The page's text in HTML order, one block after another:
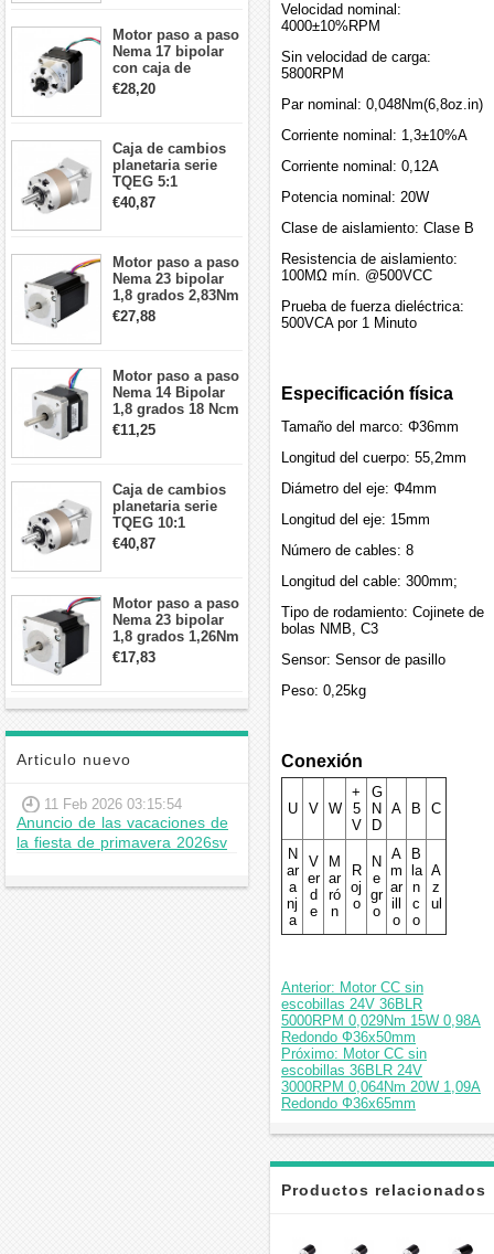
Motor paso a paso
Nema 17 bipolar
con caja de
cambios planetaria
5:1 longitud 33mm
Robot CNC DIY
€28,20
Caja de cambios
planetaria serie
TQEG 5:1
contragolpe 15
arcmin para motor
€40,87
Motor paso a paso
Nema 23 bipolar
1,8 grados 2,83Nm
4A 2,26 V
57x57x84mm 8
€27,88
Motor paso a paso
Nema 14 Bipolar
1,8 grados 18 Ncm
0,8 A 5,74 V 35 x
35 x 34 mm 4
€11,25
Caja de cambios
planetaria serie
TQEG 10:1
contragolpe 15
arcmin para motor
€40,87
Motor paso a paso
Nema 23 bipolar
1,8 grados 1,26Nm
2,8A 2,5V
57x57x56mm 4
€17,83
Articulo nuevo
11 Feb 2026 03:15:54
Anuncio de las vacaciones de
la fiesta de primavera 2026sv
Velocidad nominal:
4000±10%RPM
Sin velocidad de carga:
5800RPM
Par nominal: 0,048Nm(6,8oz.in)
Corriente nominal: 1,3±10%A
Corriente nominal: 0,12A
Potencia nominal: 20W
Clase de aislamiento: Clase B
Resistencia de aislamiento:
100MΩ mín. @500VCC
Prueba de fuerza dieléctrica:
500VCA por 1 Minuto
Especificación física
Tamaño del marco: Φ36mm
Longitud del cuerpo: 55,2mm
Diámetro del eje: Φ4mm
Longitud del eje: 15mm
Número de cables: 8
Longitud del cable: 300mm;
Tipo de rodamiento: Cojinete de
bolas NMB, C3
Sensor: Sensor de pasillo
Peso: 0,25kg
Conexión
U V W
+
5
V
G
N
D
A B C
N
ar
a
nj
a
V
er
d
e
M
ar
ró
n
R
oj
o
N
e
gr
o
A
m
ar
ill
o
B
la
n
c
o
A
z
ul
Anterior: Motor CC sin
escobillas 24V 36BLR
5000RPM 0,029Nm 15W 0,98A
Redondo Ф36x50mm
Próximo: Motor CC sin
escobillas 36BLR 24V
3000RPM 0,064Nm 20W 1,09A
Redondo Ф36x65mm
Productos relacionados